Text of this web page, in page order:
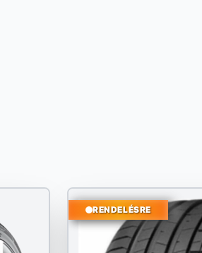
RENDELÉSRE